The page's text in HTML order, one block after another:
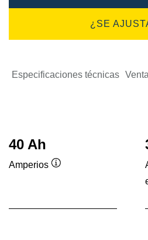
¿SE
Especificaciones técnicas
40 Ah
Amperios